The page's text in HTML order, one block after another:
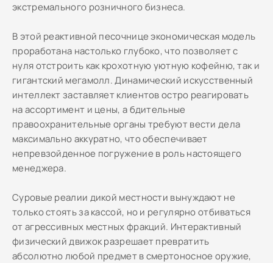
экстремального розничного бизнеса.
В этой реактивной песочнице экономическая модель
проработана настолько глубоко, что позволяет с
нуля отстроить как крохотную уютную кофейню, так и
гигантский мегамолл. Динамический искусственный
интеллект заставляет клиентов остро реагировать
на ассортимент и цены, а бдительные
правоохранительные органы требуют вести дела
максимально аккуратно, что обеспечивает
непревзойденное погружение в роль настоящего
менеджера.
Суровые реалии дикой местности вынуждают не
только стоять за кассой, но и регулярно отбиваться
от агрессивных местных фракций. Интерактивный
физический движок разрешает превратить
абсолютно любой предмет в смертоносное оружие,